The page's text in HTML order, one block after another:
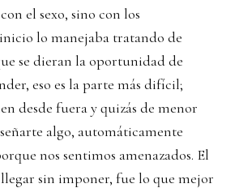
el sexo, sino con los
lo manejaba tratando de
se dieran la oportunidad de
eso es la parte más difícil;
desde fuera y quizás de menor
algo, automáticamente
nos sentimos amenazados. El
sin imponer, fue lo que mejor